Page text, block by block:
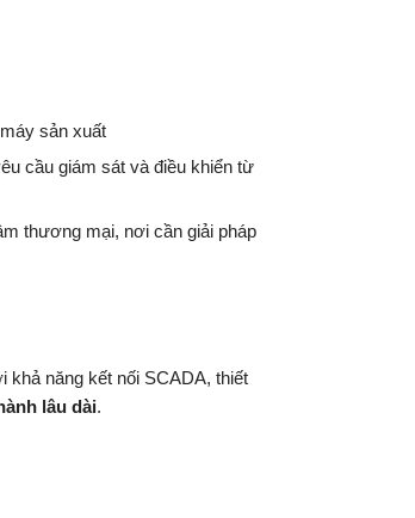
sản xuất
cầu giám sát và điều khiển từ
thương mại, nơi cần giải pháp
khả năng kết nối SCADA, thiết
lâu dài.